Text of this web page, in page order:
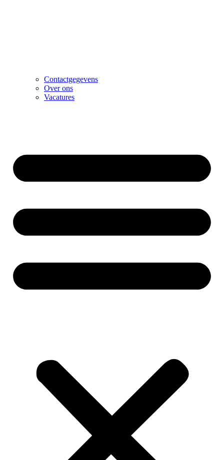
Contactgegevens
Over ons
Vacatures